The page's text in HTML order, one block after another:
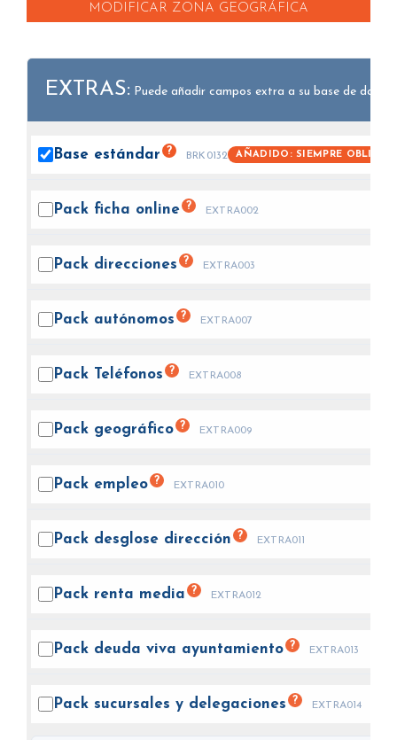
MODIFICAR ZONA GEOGRÁFICA
EXTRAS: Puede añadir campos extra a su base de datos.
Base estándar ? BRK0132 AÑADIDO: SIEMPRE
Pack ficha online ? EXTRA002
Pack direcciones ? EXTRA003
Pack autónomos ? EXTRA007
Pack Teléfonos ? EXTRA008
Pack geográfico ? EXTRA009
Pack empleo ? EXTRA010
Pack desglose dirección ? EXTRA011
Pack renta media ? EXTRA012
Pack deuda viva ayuntamiento ? EXTRA013
Pack sucursales y delegaciones ? EXTRA014